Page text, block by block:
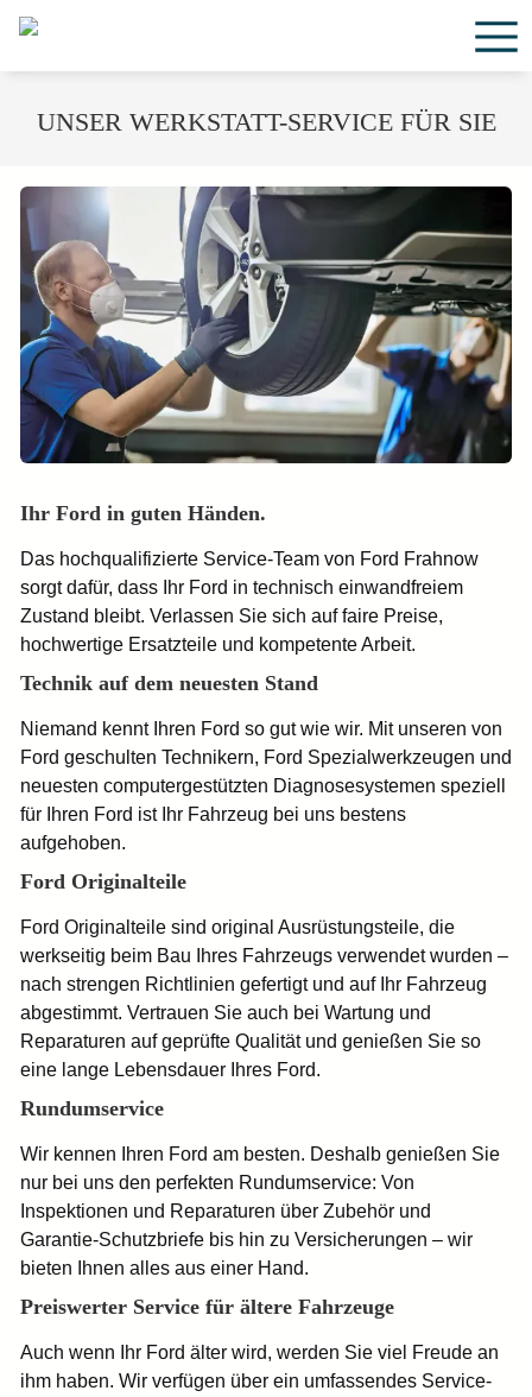
UNSER WERKSTATT-SERVICE FÜR SIE
Ihr Ford in guten Händen.
Das hochqualifizierte Service-Team von Ford Frahnow
sorgt dafür, dass Ihr Ford in technisch einwandfreiem
Zustand bleibt. Verlassen Sie sich auf faire Preise,
hochwertige Ersatzteile und kompetente Arbeit.
Technik auf dem neuesten Stand
Niemand kennt Ihren Ford so gut wie wir. Mit unseren von
Ford geschulten Technikern, Ford Spezialwerkzeugen und
neuesten computergestützten Diagnosesystemen speziell
für Ihren Ford ist Ihr Fahrzeug bei uns bestens
aufgehoben.
Ford Originalteile
Ford Originalteile sind original Ausrüstungsteile, die
werkseitig beim Bau Ihres Fahrzeugs verwendet wurden –
nach strengen Richtlinien gefertigt und auf Ihr Fahrzeug
abgestimmt. Vertrauen Sie auch bei Wartung und
Reparaturen auf geprüfte Qualität und genießen Sie so
eine lange Lebensdauer Ihres Ford.
Rundumservice
Wir kennen Ihren Ford am besten. Deshalb genießen Sie
nur bei uns den perfekten Rundumservice: Von
Inspektionen und Reparaturen über Zubehör und
Garantie-Schutzbriefe bis hin zu Versicherungen – wir
bieten Ihnen alles aus einer Hand.
Preiswerter Service für ältere Fahrzeuge
Auch wenn Ihr Ford älter wird, werden Sie viel Freude an
ihm haben. Wir verfügen über ein umfassendes Service-